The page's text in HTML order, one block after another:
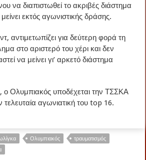
να διαπιστωθεί το ακριβές διάστημα
εκτός αγωνιστικής δράσης.
αντιμετωπίζει για δεύτερη φορά τη
στο αριστερό του χέρι και δεν
να μείνει γι’ αρκετό διάστημα
ο Ολυμπιακός υποδέχεται την ΤΣΣΚΑ
τελευταία αγωνιατική του top 16.
Ολυμπιακός
τραυματισμός